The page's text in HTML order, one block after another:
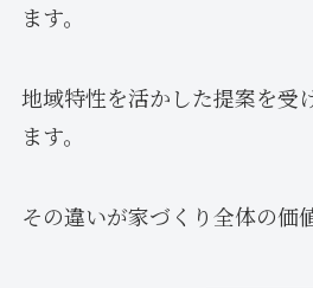
ます。
地域特性を活かした提案を受
ます。
その違いが家づくり全体の価